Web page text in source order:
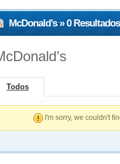
McDonald’s » 0
Todos
I'm sorry, we couldn't